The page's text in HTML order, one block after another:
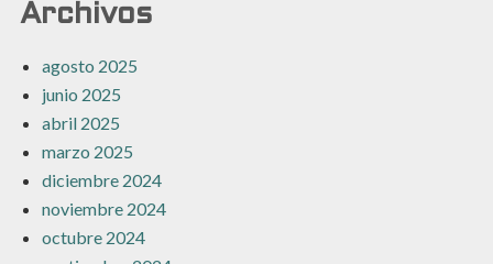
Archivos
agosto 2025
junio 2025
abril 2025
marzo 2025
diciembre 2024
noviembre 2024
octubre 2024